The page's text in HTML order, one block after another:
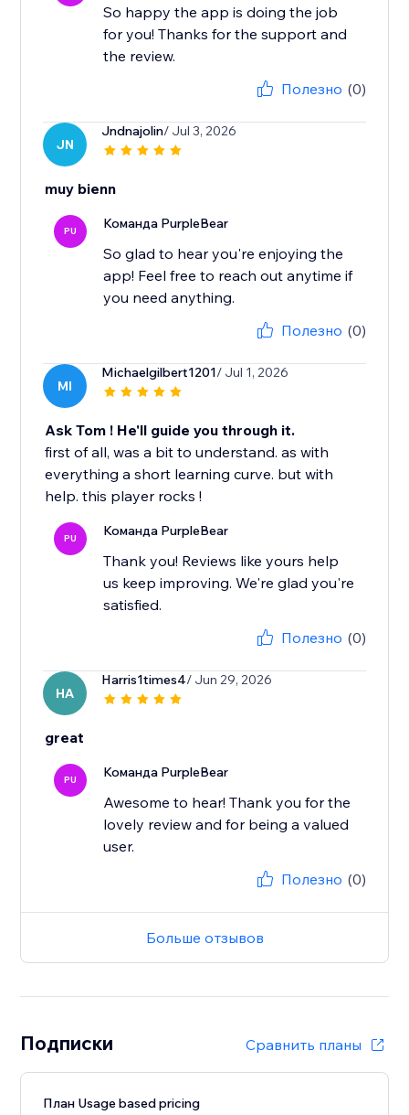
So happy the app is doing the job
for you! Thanks for the support and
the review.
Полезно (0)
JN
Jndnajolin/ Jul 3, 2026
muy bienn
PU Команда PurpleBear
So glad to hear you're enjoying the
app! Feel free to reach out anytime if
you need anything.
Полезно (0)
MI
Michaelgilbert1201/ Jul 1, 2026
Ask Tom ! He'll guide you through it.
first of all, was a bit to understand. as with
everything a short learning curve. but with
help. this player rocks !
PU Команда PurpleBear
Thank you! Reviews like yours help
us keep improving. We're glad you're
satisfied.
Полезно (0)
HA
Harris1times4/ Jun 29, 2026
great
PU Команда PurpleBear
Awesome to hear! Thank you for the
lovely review and for being a valued
user.
Полезно (0)
Больше отзывов
Подписки Сравнить планы
План Usage based pricing